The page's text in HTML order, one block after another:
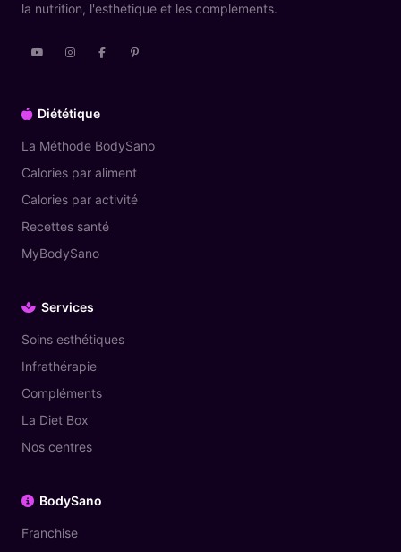
la nutrition, l'esthétique et les compléments.
Diététique
La Méthode BodySano
Calories par aliment
Calories par activité
Recettes santé
MyBodySano
Services
Soins esthétiques
Infrathérapie
Compléments
La Diet Box
Nos centres
BodySano
Franchise